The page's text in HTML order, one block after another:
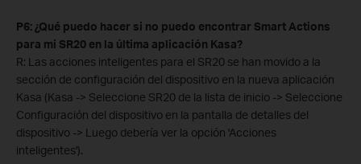
P6: ¿Qué puedo hacer si no puedo encontrar Smart Actions
para mi SR20 en la última aplicación Kasa?
R: Las acciones inteligentes para el SR20 se han movido a la
sección de configuración del dispositivo en la nueva aplicación
Kasa (Kasa -> Seleccione SR20 de la lista de inicio -> Seleccione
Configuración del dispositivo en la pantalla de detalles del
dispositivo -> Luego debería ver la opción 'Acciones
inteligentes').